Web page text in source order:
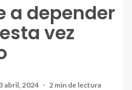
a depender
vez
abril, 2024 2 min de lectura